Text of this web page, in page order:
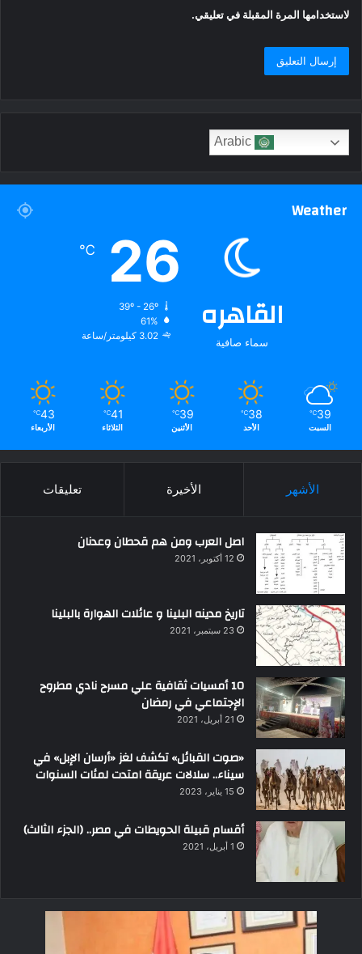
لاستخدامها المرة المقبلة في تعليقي.
Weather
القاهره
سماء صافية
26
℃
39º - 26º
61%
3.02 كيلومتر/ساعة
39
℃
السبت
38
℃
الأحد
39
℃
الأثنين
41
℃
الثلاثاء
43
℃
الأربعاء
الأشهر الأخيرة تعليقات
اصل العرب ومن هم قحطان وعدنان
12 أكتوبر، 2021
تاريخ مدينه البلينا و عائلات الهوارة بالبلينا
23 سبتمبر، 2021
10 أمسيات ثقافية علي مسرح نادي مطروح
الإجتماعي في رمضان
21 أبريل، 2021
«صوت القبائل» تكشف لغز «أرسان الإبل» في
سيناء.. سلالات عريقة امتدت لمئات السنوات
15 يناير، 2023
أقسام قبيلة الحويطات في مصر.. (الجزء الثالث)
1 أبريل، 2021